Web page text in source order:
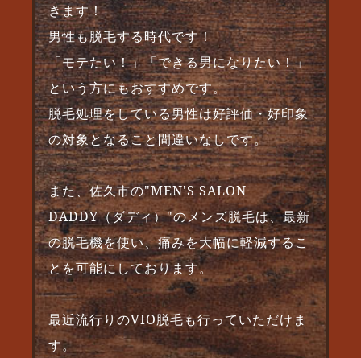
きます！
男性も脱毛する時代です！
「モテたい！」「できる男になりたい！」
という方にもおすすめです。
脱毛処理をしている男性は好評価・好印象
の対象となること間違いなしです。
また、佐久市の"MEN'S SALON
DADDY（ダディ）"のメンズ脱毛は、最新
の脱毛機を使い、痛みを大幅に軽減するこ
とを可能にしております。
最近流行りのVIO脱毛も行っていただけま
す。